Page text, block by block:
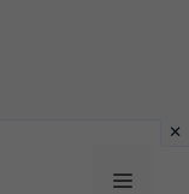
Menu